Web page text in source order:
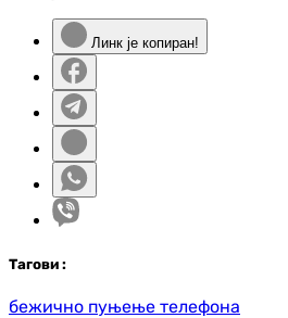
Линк је копиран!
Тагови :
бежично пуњење телефона